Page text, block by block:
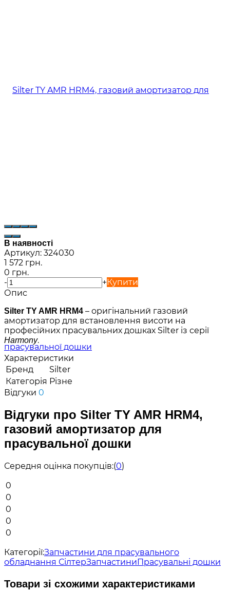
В наявності
Артикул: 324030
1 572 грн.
0 грн.
-
+Купити
Опис
Silter TY AMR HRM4 – оригінальний газовий
амортизатор для встановлення висоти на
професійних прасувальних дошках Silter із серії
Harmony.
Характеристики
Бренд
Silter
Категорія Різне
Відгуки 0
Відгуки про Silter TY AMR HRM4,
газовий амортизатор для
прасувальної дошки
Середня оцінка покупців:(0)
0
0
0
0
0
Категорії:Запчастини для прасувального
обладнання СілтерЗапчастиниПрасувальні дошки
Товари зі схожими характеристиками